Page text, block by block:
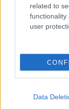
related to
functionality
user
Data